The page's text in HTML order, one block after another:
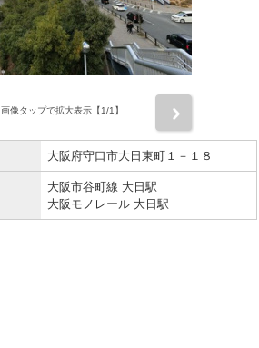
画像タップで拡大表示【1/1】
大阪府守口市大日東町１－１８
大阪市谷町線 大日駅
大阪モノレール 大日駅